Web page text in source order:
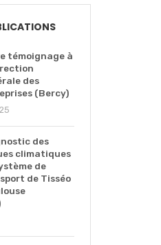
témoignage à
des
(Bercy)
des
climatiques
de
de Tisséo